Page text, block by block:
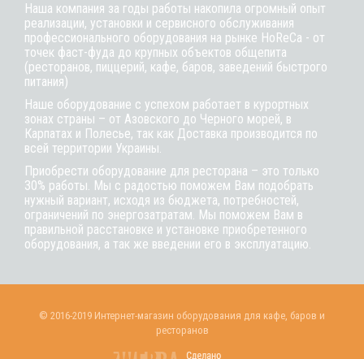
Наша компания за годы работы накопила огромный опыт
реализации, установки и сервисного обслуживания
профессионального оборудования на рынке HoReCa - от
точек фаст-фуда до крупных объектов общепита
(ресторанов, пиццерий, кафе, баров, заведений быстрого
питания)
Наше оборудование с успехом работает в курортных
зонах страны – от Азовского до Черного морей, в
Карпатах и Полесье, так как Доставка производится по
всей территории Украины.
Приобрести оборудование для ресторана – это только
30% работы. Мы с радостью поможем Вам подобрать
нужный вариант, исходя из бюджета, потребностей,
ограничений по энергозатратам. Мы поможем Вам в
правильной расстановке и установке приобретенного
оборудования, а так же введении его в эксплуатацию.
© 2016-2019 Интернет-магазин оборудования для кафе, баров и
ресторанов